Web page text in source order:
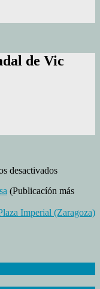
de Vic
desactivadosen
Mercados
Ferias
(Publicacíón más
Imperial (Zaragoza)